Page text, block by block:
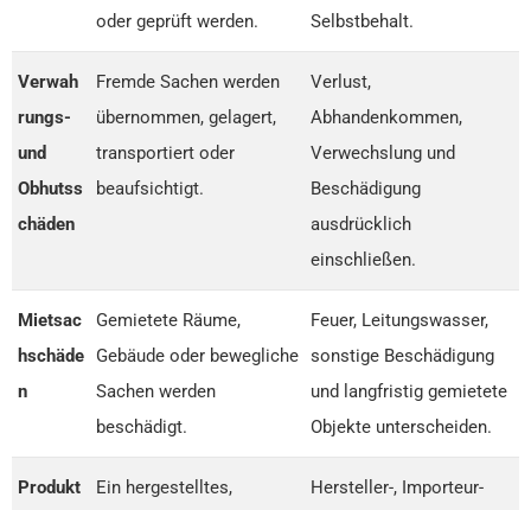
oder geprüft werden.
Selbstbehalt.
Verwah
rungs-
und
Obhutss
chäden
Fremde Sachen werden
übernommen, gelagert,
transportiert oder
beaufsichtigt.
Verlust,
Abhandenkommen,
Verwechslung und
Beschädigung
ausdrücklich
einschließen.
Mietsac
hschäde
n
Gemietete Räume,
Gebäude oder bewegliche
Sachen werden
beschädigt.
Feuer, Leitungswasser,
sonstige Beschädigung
und langfristig gemietete
Objekte unterscheiden.
Produkt
Ein hergestelltes,
Hersteller-, Importeur-